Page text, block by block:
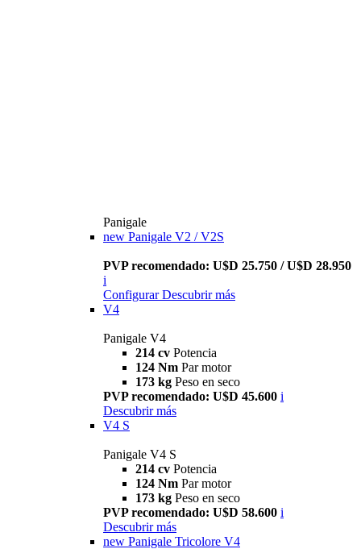
Panigale
new Panigale V2 / V2S
PVP recomendado: U$D 25.750 / U$D 28.950
i
Configurar Descubrir más
V4
Panigale V4
214 cv Potencia
124 Nm Par motor
173 kg Peso en seco
PVP recomendado: U$D 45.600 i
Descubrir más
V4 S
Panigale V4 S
214 cv Potencia
124 Nm Par motor
173 kg Peso en seco
PVP recomendado: U$D 58.600 i
Descubrir más
new Panigale Tricolore V4